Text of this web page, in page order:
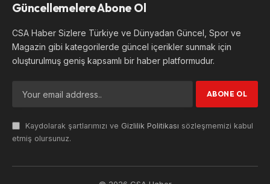
Güncellemelere Abone Ol
CSA Haber Sizlere Türkiye ve Dünyadan Güncel, Spor ve
Magazin gibi kategorilerde güncel içerikler sunmak için
oluşturulmuş geniş kapsamlı bir haber platformudur.
Kaydolarak şartlarımızı ve Gizlilik Politikası sözleşmemizi kabul
etmiş olursunuz.